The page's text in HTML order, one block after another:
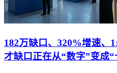
182万缺口、320%增速、
才缺口正在从“数字”变成